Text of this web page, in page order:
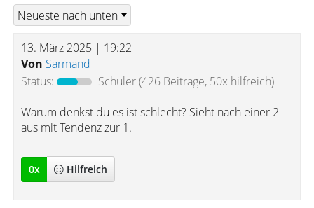
13. März 2025 | 19:22
Von Sarmand
Status:
Schüler(426 Beiträge, 50x hilfreich)
Warum denkst du es ist schlecht? Sieht nach einer 2
aus mit Tendenz zur 1.
0x Hilfreich